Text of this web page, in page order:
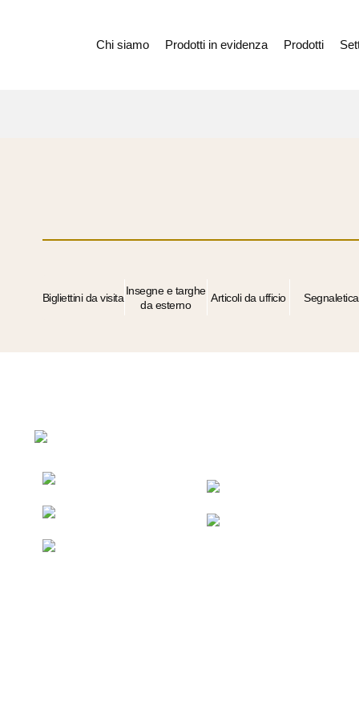
Chi siamo Prodotti in evidenza Prodotti
Bigliettini da visita
Insegne e targhe
da esterno
Articoli da ufficio Segnaletica